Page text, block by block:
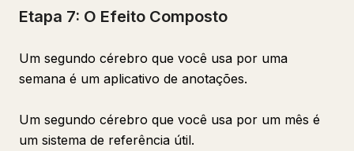
Etapa 7: O Efeito Composto
Um segundo cérebro que você usa por uma
semana é um aplicativo de anotações.
Um segundo cérebro que você usa por um mês é
um sistema de referência útil.